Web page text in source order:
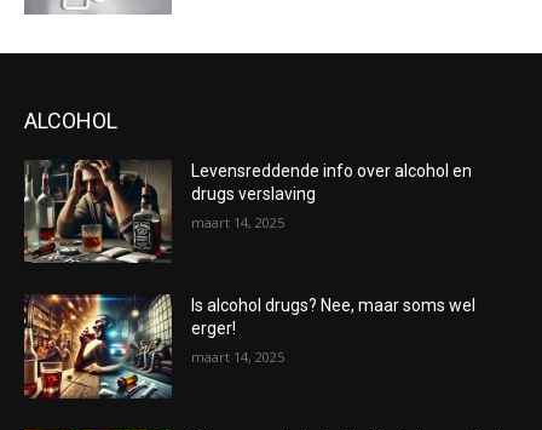
ALCOHOL
Levensreddende info over alcohol en
drugs verslaving
maart 14, 2025
Is alcohol drugs? Nee, maar soms wel
erger!
maart 14, 2025